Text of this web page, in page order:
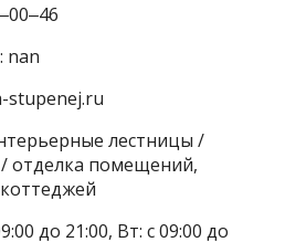
nan
stupenej.ru
лестницы /
отделка помещений,
до 21:00, Вт: с 09:00 до